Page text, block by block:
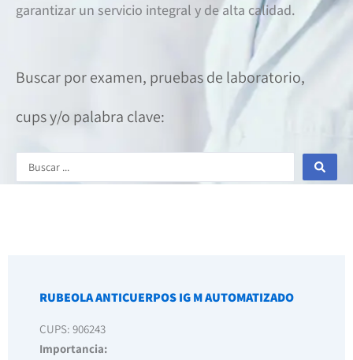
garantizar un servicio integral y de alta calidad.
Buscar por examen, pruebas de laboratorio,
cups y/o palabra clave:
Search
...
RUBEOLA ANTICUERPOS IG M AUTOMATIZADO
CUPS: 906243
Importancia: